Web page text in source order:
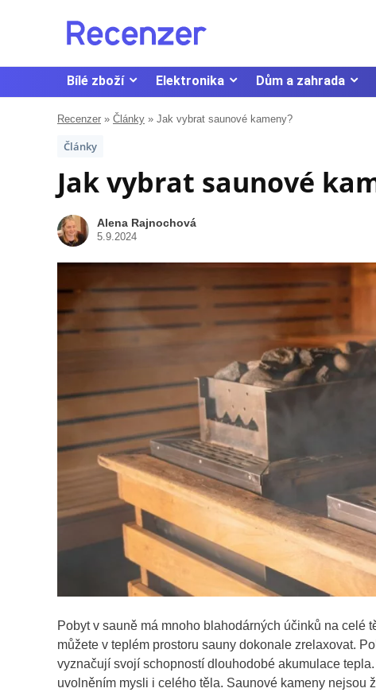
Bílé zboží Elektronika Dům a zahrada
Recenzer » Články » Jak vybrat saunové kameny?
Články
Jak vybrat saunové
Alena Rajnochová
5.9.2024
Pobyt v sauně má mnoho blahodárných účinků na celé
můžete v teplém prostoru sauny dokonale zrelaxovat.
vyznačují svojí schopností dlouhodobé akumulace
uvolněním mysli i celého těla. Saunové kameny